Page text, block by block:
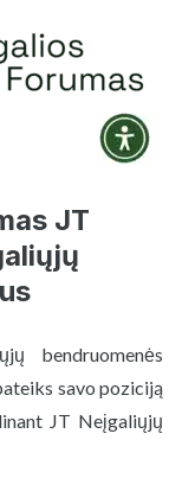
JT
bendruomenės
savo poziciją
JT Neįgaliųjų